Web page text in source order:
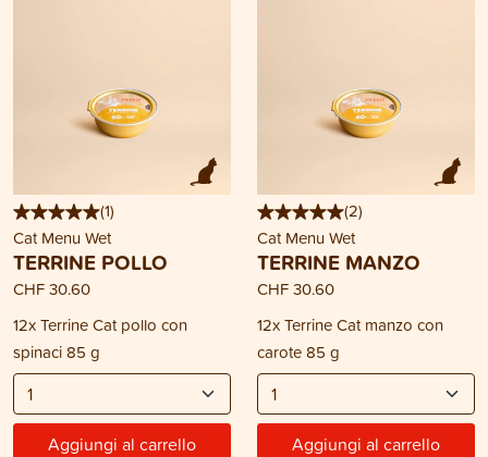
(1)
Cat Menu Wet
TERRINE POLLO
CHF 30.60
12x Terrine Cat pollo con
spinaci 85 g
Aggiungi al carrello
(2)
Cat Menu Wet
TERRINE MANZO
CHF 30.60
12x Terrine Cat manzo con
carote 85 g
Aggiungi al carrello